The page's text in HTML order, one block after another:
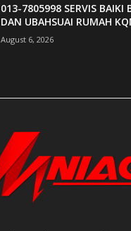
013-7805998 SERVIS BAIKI
DAN UBAHSUAI RUMAH
August 6, 2026